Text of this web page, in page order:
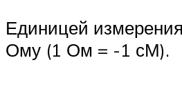
Единицей
Ому (1 Ом = -1 сМ).